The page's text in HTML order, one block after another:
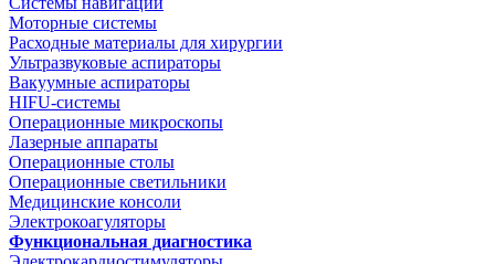
Моторные системы
Расходные материалы для хирургии
Ультразвуковые аспираторы
Вакуумные аспираторы
HIFU-системы
Операционные микроскопы
Лазерные аппараты
Операционные столы
Операционные светильники
Медицинские консоли
Электрокоагуляторы
Функциональная диагностика